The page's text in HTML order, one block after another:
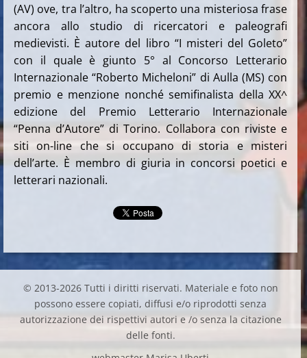
(AV) ove, tra l’altro, ha scoperto una misteriosa frase
ancora allo studio di ricercatori e paleografi
medievisti. È autore del libro “I misteri del Goleto”
con il quale è giunto 5° al Concorso Letterario
Internazionale “Roberto Micheloni” di Aulla (MS) con
premio e menzione nonché semifinalista della XX^
edizione del Premio Letterario Internazionale
“Penna d’Autore” di Torino. Collabora con riviste e
siti on-line che si occupano di storia e misteri
dell’arte. È membro di giuria in concorsi poetici e
letterari nazionali.
© 2013-2026 Tutti i diritti riservati. Materiale e foto non
possono essere copiati, diffusi e/o riprodotti senza
autorizzazione dei rispettivi autori e /o senza la citazione
delle fonti.